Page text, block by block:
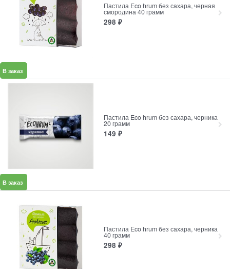
Пастила Eco hrum без сахара, черная
смородина 40 грамм
298 ₽
В заказ
Пастила Eco hrum без сахара, черника
20 грамм
149 ₽
В заказ
Пастила Eco hrum без сахара, черника
40 грамм
298 ₽